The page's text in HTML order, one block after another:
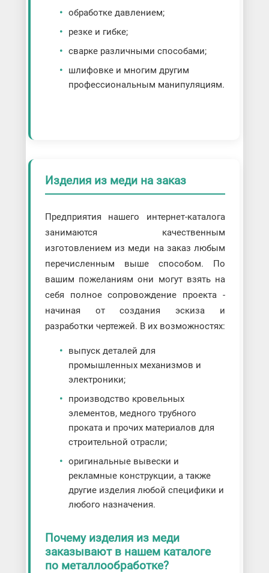
обработке давлением;
резке и гибке;
сварке различными способами;
шлифовке и многим другим
профессиональным манипуляциям.
Изделия из меди на заказ
Предприятия нашего интернет-каталога
занимаются качественным
изготовлением из меди на заказ любым
перечисленным выше способом. По
вашим пожеланиям они могут взять на
себя полное сопровождение проекта -
начиная от создания эскиза и
разработки чертежей. В их возможностях:
выпуск деталей для
промышленных механизмов и
электроники;
производство кровельных
элементов, медного трубного
проката и прочих материалов для
строительной отрасли;
оригинальные вывески и
рекламные конструкции, а также
другие изделия любой специфики и
любого назначения.
Почему изделия из меди
заказывают в нашем каталоге
по металлообработке?